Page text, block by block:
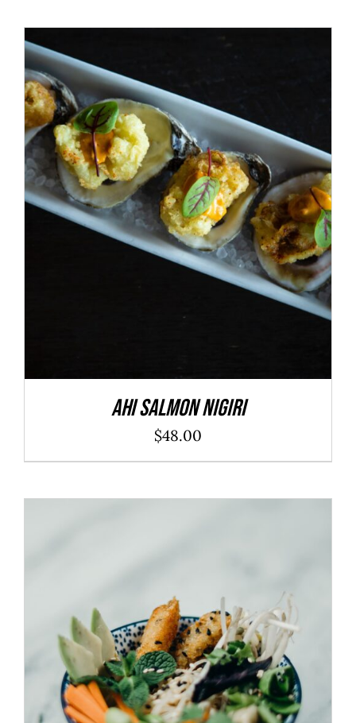
ADD TO CART / DÉTAILS
Ahi Salmon Nigiri
$48.00
ADD TO CART / DÉTAILS